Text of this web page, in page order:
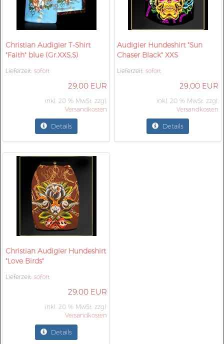
Christian Audigier T-Shirt
"Faith" blue (Gr.XXS,S)
Lieferzeit: sofort
29,00 EUR
inkl. 20 % MwSt. zzgl.
Versandkosten
Details
Audigier Hundeshirt "Sun
Chaser Black" XXS
Lieferzeit: sofort
29,00 EUR
inkl. 20 % MwSt. zzgl.
Versandkosten
Details
Christian Audigier Hundeshirt
"Love Birds"
Lieferzeit: sofort
29,00 EUR
inkl. 20 % MwSt. zzgl.
Versandkosten
Details